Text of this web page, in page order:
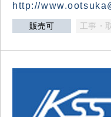
http://
販売可 工事・